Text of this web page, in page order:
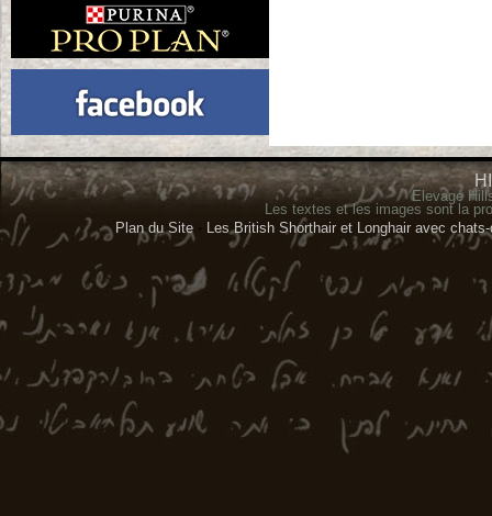
Elevage
Les textes et les images sont la
Plan du Site- Les British Shorthair et Longhair avec